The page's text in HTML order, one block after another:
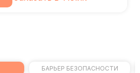
БАРЬЕР БЕЗОПАСНОСТИ